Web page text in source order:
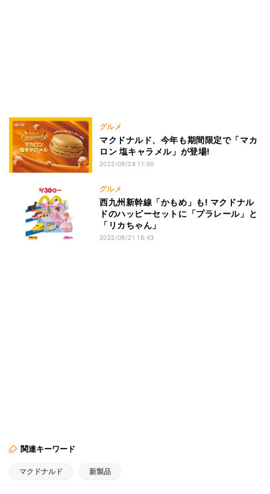
グルメ
マクドナルド、今年も期間限定で「マカ
ロン 塩キャラメル」が登場!
2022/09/28 11:50
グルメ
西九州新幹線「かもめ」も! マクドナル
ドのハッピーセットに「プラレール」と
「リカちゃん」
2022/09/21 16:43
関連キーワード
マクドナルド 新製品